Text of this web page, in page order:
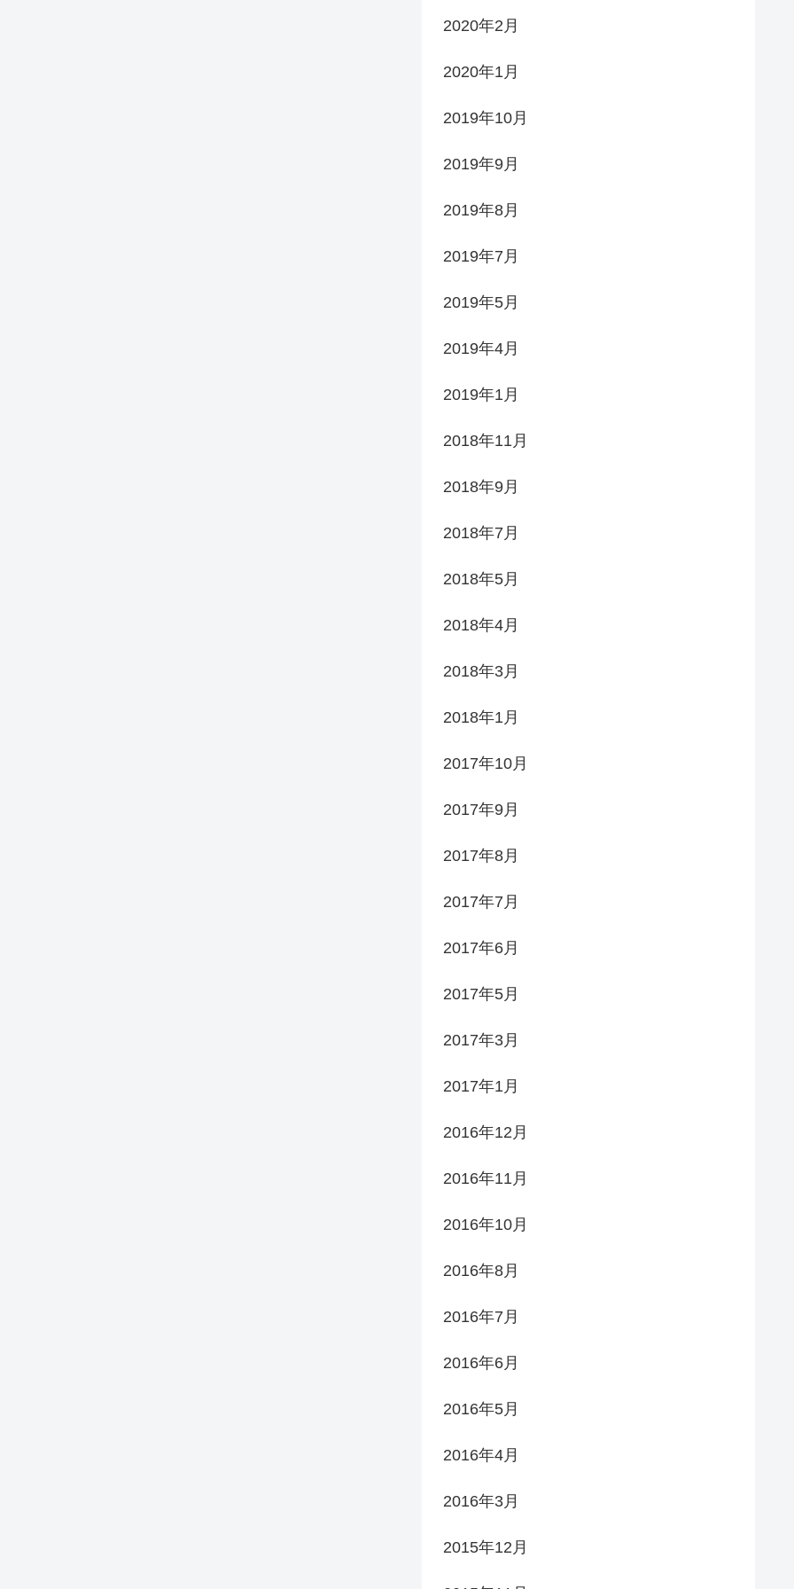
2020年2月
2020年1月
2019年10月
2019年9月
2019年8月
2019年7月
2019年5月
2019年4月
2019年1月
2018年11月
2018年9月
2018年7月
2018年5月
2018年4月
2018年3月
2018年1月
2017年10月
2017年9月
2017年8月
2017年7月
2017年6月
2017年5月
2017年3月
2017年1月
2016年12月
2016年11月
2016年10月
2016年8月
2016年7月
2016年6月
2016年5月
2016年4月
2016年3月
2015年12月